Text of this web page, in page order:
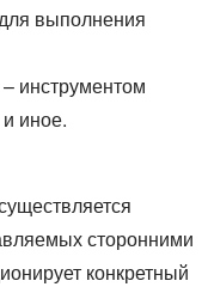
выполнения
инструментом
иное.
сторонними
конкретный